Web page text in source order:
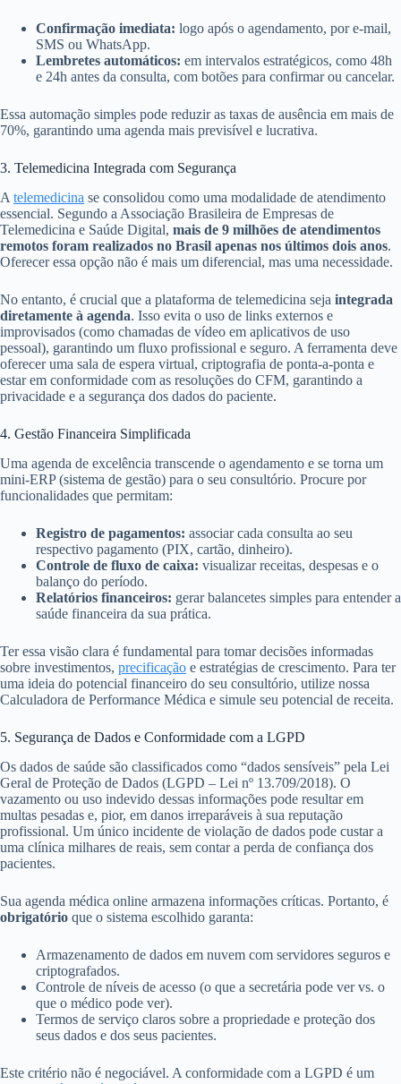
Confirmação imediata: logo após o agendamento, por e-mail,
SMS ou WhatsApp.
Lembretes automáticos: em intervalos estratégicos, como 48h
e 24h antes da consulta, com botões para confirmar ou cancelar.
Essa automação simples pode reduzir as taxas de ausência em mais de
70%, garantindo uma agenda mais previsível e lucrativa.
3. Telemedicina Integrada com Segurança
A telemedicina se consolidou como uma modalidade de atendimento
essencial. Segundo a Associação Brasileira de Empresas de
Telemedicina e Saúde Digital, mais de 9 milhões de atendimentos
remotos foram realizados no Brasil apenas nos últimos dois anos.
Oferecer essa opção não é mais um diferencial, mas uma necessidade.
No entanto, é crucial que a plataforma de telemedicina seja integrada
diretamente à agenda. Isso evita o uso de links externos e
improvisados (como chamadas de vídeo em aplicativos de uso
pessoal), garantindo um fluxo profissional e seguro. A ferramenta deve
oferecer uma sala de espera virtual, criptografia de ponta-a-ponta e
estar em conformidade com as resoluções do CFM, garantindo a
privacidade e a segurança dos dados do paciente.
4. Gestão Financeira Simplificada
Uma agenda de excelência transcende o agendamento e se torna um
mini-ERP (sistema de gestão) para o seu consultório. Procure por
funcionalidades que permitam:
Registro de pagamentos: associar cada consulta ao seu
respectivo pagamento (PIX, cartão, dinheiro).
Controle de fluxo de caixa: visualizar receitas, despesas e o
balanço do período.
Relatórios financeiros: gerar balancetes simples para entender a
saúde financeira da sua prática.
Ter essa visão clara é fundamental para tomar decisões informadas
sobre investimentos, precificação e estratégias de crescimento. Para ter
uma ideia do potencial financeiro do seu consultório, utilize nossa
Calculadora de Performance Médica e simule seu potencial de receita.
5. Segurança de Dados e Conformidade com a LGPD
Os dados de saúde são classificados como “dados sensíveis” pela Lei
Geral de Proteção de Dados (LGPD – Lei nº 13.709/2018). O
vazamento ou uso indevido dessas informações pode resultar em
multas pesadas e, pior, em danos irreparáveis à sua reputação
profissional. Um único incidente de violação de dados pode custar a
uma clínica milhares de reais, sem contar a perda de confiança dos
pacientes.
Sua agenda médica online armazena informações críticas. Portanto, é
obrigatório que o sistema escolhido garanta:
Armazenamento de dados em nuvem com servidores seguros e
criptografados.
Controle de níveis de acesso (o que a secretária pode ver vs. o
que o médico pode ver).
Termos de serviço claros sobre a propriedade e proteção dos
seus dados e dos seus pacientes.
Este critério não é negociável. A conformidade com a LGPD é um